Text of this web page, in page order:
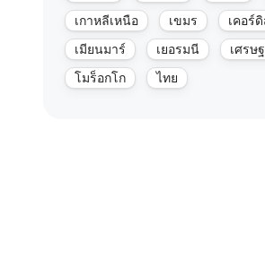
เกาหลีเหนือ
เขมร เคอร์
เมียนมาร์
เยอรมนี
เศรษ
โมร็อกโก
ไทย